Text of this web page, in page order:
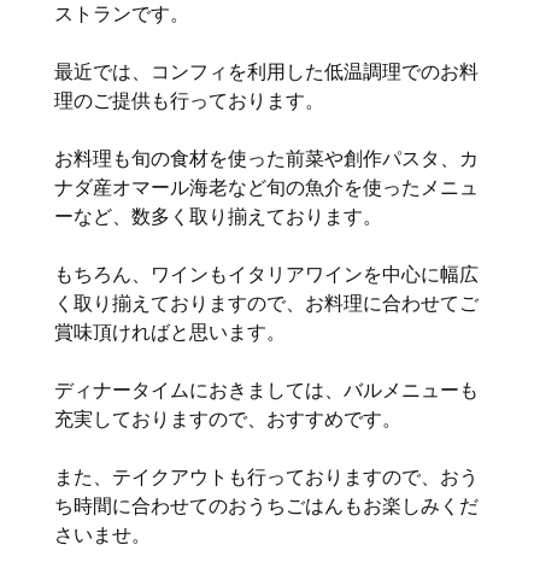
ストランです。
最近では、コンフィを利用した低温調理でのお料
理のご提供も行っております。
お料理も旬の食材を使った前菜や創作パスタ、カ
ナダ産オマール海老など旬の魚介を使ったメニュ
ーなど、数多く取り揃えております。
もちろん、ワインもイタリアワインを中心に幅広
く取り揃えておりますので、お料理に合わせてご
賞味頂ければと思います。
ディナータイムにおきましては、バルメニューも
充実しておりますので、おすすめです。
また、テイクアウトも行っておりますので、おう
ち時間に合わせてのおうちごはんもお楽しみくだ
さいませ。